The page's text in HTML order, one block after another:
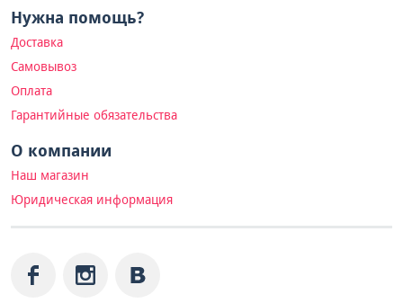
Нужна помощь?
Доставка
Самовывоз
Оплата
Гарантийные обязательства
О компании
Наш магазин
Юридическая информация